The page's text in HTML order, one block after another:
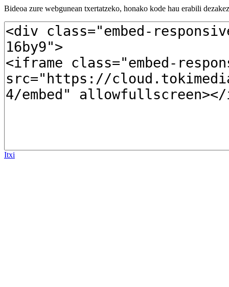
Bideoa zure webgunean txertatzeko, honako kode hau erabili
Itxi